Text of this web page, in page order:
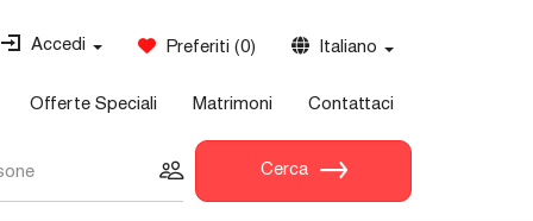
Accedi Preferiti (0) Italiano
Offerte Speciali Matrimoni Contattaci
Cerca